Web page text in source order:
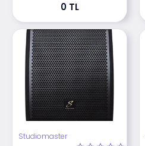
0 TL
Studiomaster